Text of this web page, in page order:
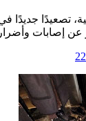
تصعيدًا جديدًا
عن إصابات